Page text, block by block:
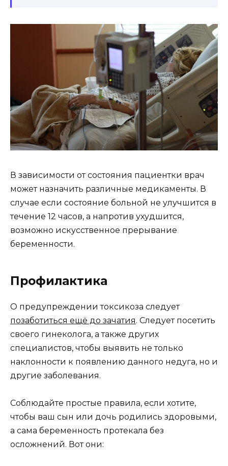
В зависимости от состояния пациентки врач
может назначить различные медикаменты. В
случае если состояние больной не улучшится в
течение 12 часов, а напротив ухудшится,
возможно искусственное прерывание
беременности.
Профилактика
О предупреждении токсикоза следует
позаботиться ещё до зачатия. Следует посетить
своего гинеколога, а также других
специалистов, чтобы выявить не только
наклонности к появлению данного недуга, но и
другие заболевания.
Соблюдайте простые правила, если хотите,
чтобы ваш сын или дочь родились здоровыми,
а сама беременность протекала без
осложнений. Вот они: